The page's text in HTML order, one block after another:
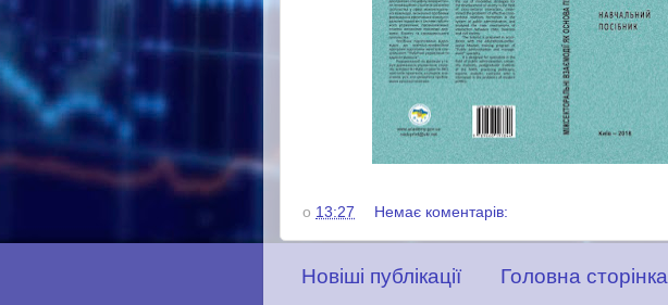
о 13:27 Немає коментарів:
Новіші публікації Головна сторінка